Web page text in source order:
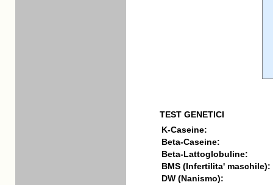
TEST GENETICI
K-Caseine:
Beta-Caseine:
Beta-Lattoglobuline:
BMS (Infertilita' maschile):
DW (Nanismo):